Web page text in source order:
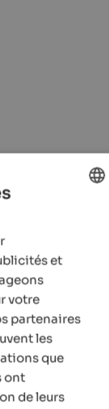
et
votre
partenaires
les
que
ont
de leurs